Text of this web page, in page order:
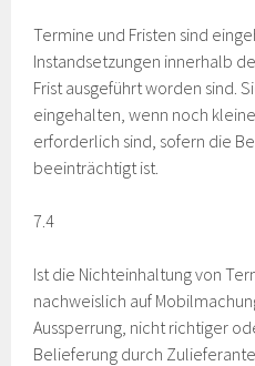
Termine und Fristen sind
Instandsetzungen innerhalb
Frist ausgeführt worden sind.
eingehalten, wenn noch
erforderlich sind, sofern die
beeinträchtigt ist.
7.4
Ist die Nichteinhaltung von
nachweislich auf
Aussperrung, nicht richtiger
Belieferung durch